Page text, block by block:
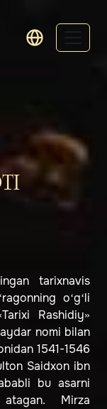
tarixnavis
o‘g‘li
Rashidiy»
nomi bilan
1541-1546
Saidxon ibn
bu asarni
Mirza